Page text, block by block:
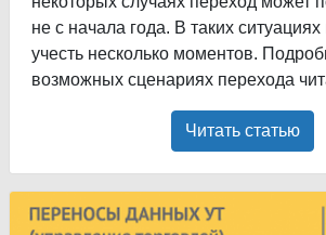
не с начала года. В таких
учесть несколько моментов.
возможных сценариях перехода
Читать статью